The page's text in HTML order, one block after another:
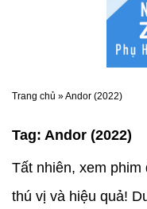
Trang chủ »Andor (2022)
Tag: Andor (2022)
Tất nhiên, xem phim
thú vị và hiệu quả!